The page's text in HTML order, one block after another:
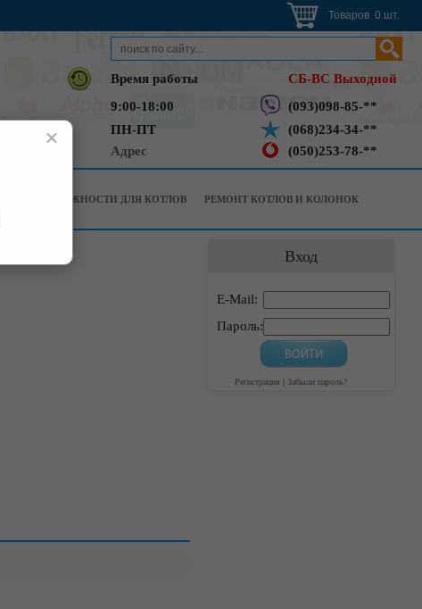
Товаров 0 шт.
Время работы
СБ-ВС Выходной
9:00-18:00
(093)098-85-**
ПН-ПТ
(068)234-34-**
Адрес
(050)253-78-**
ПРИНАДЛЕЖНОСТИ ДЛЯ КОТЛОВ РЕМОНТ КОТЛОВ И КОЛОНОК
Вход
E-Mail:
Пароль:
Регистрация Забыли пароль?
×